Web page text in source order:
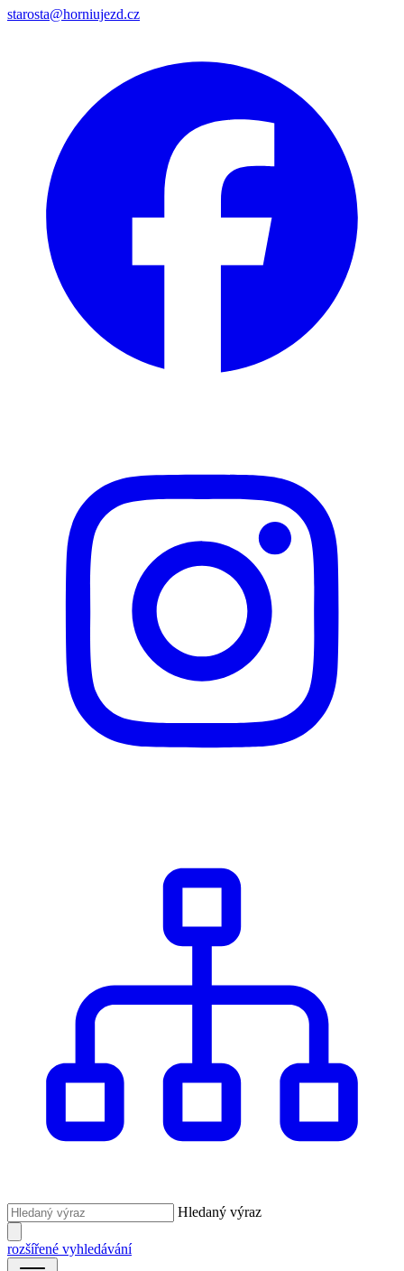
starosta@horniujezd.cz
Hledaný výraz
rozšířené vyhledávání